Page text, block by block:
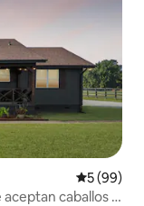
5 (99)
caballos y